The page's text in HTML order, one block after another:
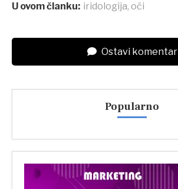
U ovom članku: iridologija, oči
Ostavi komentar
Popularno